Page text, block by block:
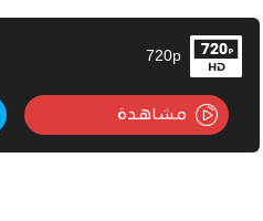
720p
مشاهدة